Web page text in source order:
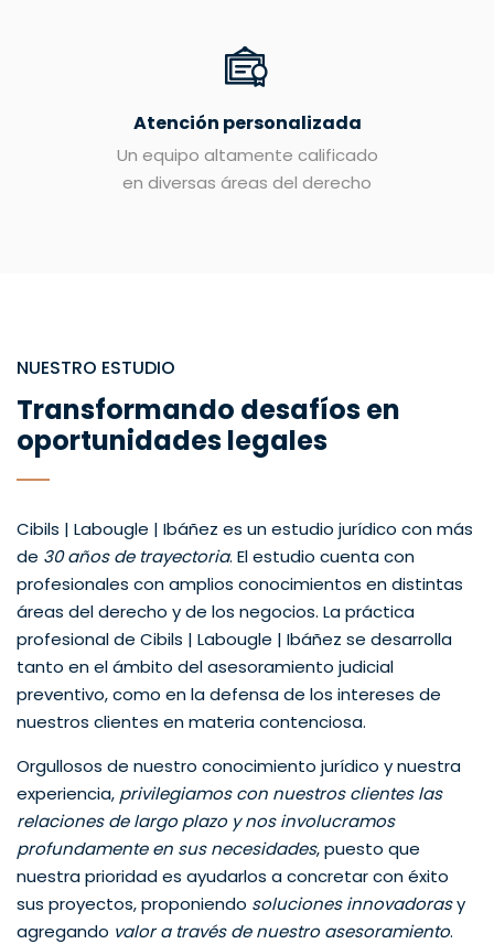
Atención personalizada
Un equipo altamente calificado
en diversas áreas del derecho
NUESTRO ESTUDIO
Transformando desafíos en
oportunidades legales
Cibils | Labougle | Ibáñez es un estudio jurídico con más
de 30 años de trayectoria. El estudio cuenta con
profesionales con amplios conocimientos en distintas
áreas del derecho y de los negocios. La práctica
profesional de Cibils | Labougle | Ibáñez se desarrolla
tanto en el ámbito del asesoramiento judicial
preventivo, como en la defensa de los intereses de
nuestros clientes en materia contenciosa.
Orgullosos de nuestro conocimiento jurídico y nuestra
experiencia, privilegiamos con nuestros clientes las
relaciones de largo plazo y nos involucramos
profundamente en sus necesidades, puesto que
nuestra prioridad es ayudarlos a concretar con éxito
sus proyectos, proponiendo soluciones innovadorasy
agregando valor a través de nuestro asesoramiento.